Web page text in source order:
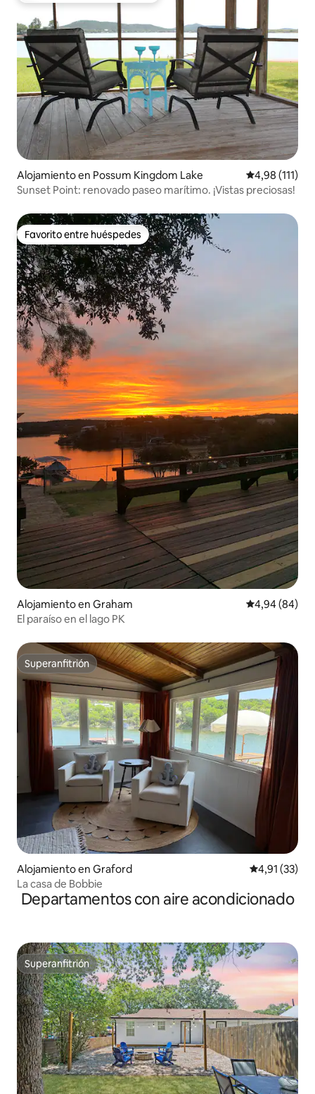
Alojamiento en Possum Kingdom Lake Calificación
4,98 (111)
Sunset Point: renovado paseo marítimo. ¡Vistas preciosas!
Favorito entre huéspedes
Favorito entre huéspedes
Alojamiento en Graham Calificación
4,94 (84)
El paraíso en el lago PK
Superanfitrión
Superanfitrión
Alojamiento en Graford Calificación
4,91 (33)
La casa de Bobbie
Departamentos con aire acondicionado
Superanfitrión
Superanfitrión